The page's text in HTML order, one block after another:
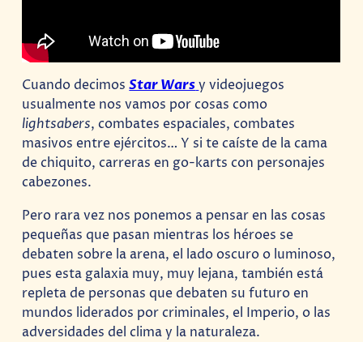
Cuando decimosStar Warsy videojuegos
usualmente nos vamos por cosas como
lightsabers, combates espaciales, combates
masivos entre ejércitos… Y si te caíste de la cama
de chiquito, carreras en go-karts con personajes
cabezones.
Pero rara vez nos ponemos a pensar en las cosas
pequeñas que pasan mientras los héroes se
debaten sobre la arena, el lado oscuro o luminoso,
pues esta galaxia muy, muy lejana, también está
repleta de personas que debaten su futuro en
mundos liderados por criminales, el Imperio, o las
adversidades del clima y la naturaleza.